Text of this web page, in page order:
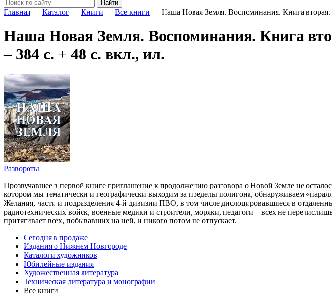
Главная — Каталог — Книги — Все книги — Наша Новая Земля. Воспоминания. Книга
Наша Новая Земля. Воспоминания. Книга
– 384 с. + 48 с. вкл., ил.
Развороты
Прозвучавшее в первой книге приглашение к продолжению разговора о Новой Земле не
котором мы тематически и географически выходим за пределы полигона, обнаруживаем
Желания, части и подразделения 4-й дивизии ПВО, в том числе дислоцировавшиеся в
радиотехнических войск, военные медики и строители, моряки, педагоги – всех не
притягивает всех, побывавших на ней, и никого потом не отпускает.
Сегодня в продаже
Издания о Нижнем Новгороде
Каталоги художников
Юбилейные издания
Художественная литература
Техническая литература и монографии
Все книги